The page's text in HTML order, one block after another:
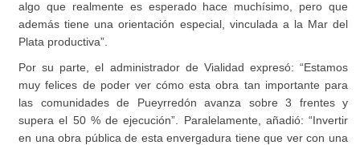
algo que realmente es esperado hace muchísimo, pero que
además tiene una orientación especial, vinculada a la Mar del
Plata productiva”.
Por su parte, el administrador de Vialidad expresó: “Estamos
muy felices de poder ver cómo esta obra tan importante para
las comunidades de Pueyrredón avanza sobre 3 frentes y
supera el 50 % de ejecución”. Paralelamente, añadió: “Invertir
en una obra pública de esta envergadura tiene que ver con una